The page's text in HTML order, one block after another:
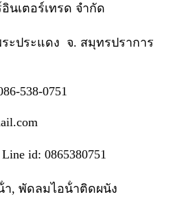
นเตอร์เทรด จํากัด
ะประแดง จ. สมุทรปราการ
538-0751
id: 0865380751
า, พัดลมไอน้ําติดผนัง